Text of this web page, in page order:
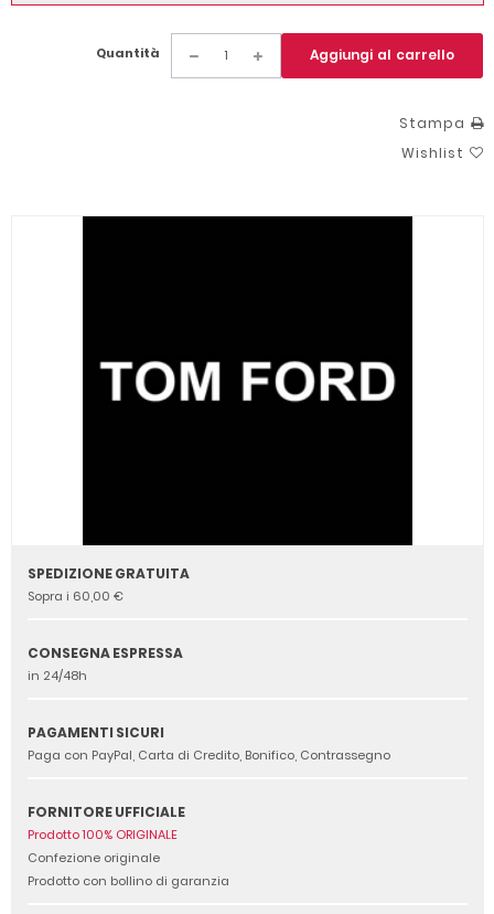
Quantità Aggiungi al carrello
Stampa
Wishlist
SPEDIZIONE GRATUITA
Sopra i 60,00 €
CONSEGNA ESPRESSA
in 24/48h
PAGAMENTI SICURI
Paga con PayPal, Carta di Credito, Bonifico, Contrassegno
FORNITORE UFFICIALE
Prodotto 100% ORIGINALE
Confezione originale
Prodotto con bollino di garanzia